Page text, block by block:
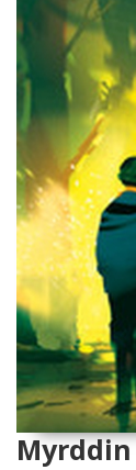
Myrddin